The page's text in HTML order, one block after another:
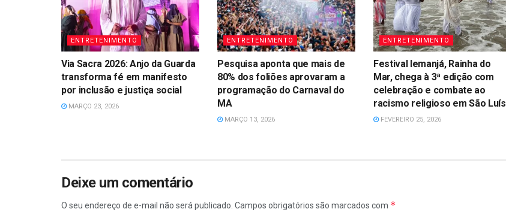
ENTRETENIMENTO
Via Sacra 2026: Anjo da Guarda
transforma fé em manifesto
por inclusão e justiça social
MARÇO 23, 2026
ENTRETENIMENTO
Pesquisa aponta que mais de
80% dos foliões aprovaram a
programação do Carnaval do
MA
MARÇO 13, 2026
ENTRETENIMENTO
Festival Iemanjá, Rainha do
Mar, chega à 3ª edição com
celebração e combate ao
racismo religioso em São Luís
FEVEREIRO 25, 2026
Deixe um comentário
O seu endereço de e-mail não será publicado. Campos obrigatórios são marcados com *